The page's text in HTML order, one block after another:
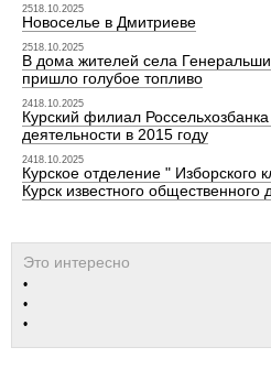
2518.10.2025
Новоселье в Дмитриеве
2518.10.2025
В дома жителей села
пришло голубое топливо
2418.10.2025
Курский филиал
деятельности в 2015 году
2418.10.2025
Курское отделение " Изборского
Курск известного